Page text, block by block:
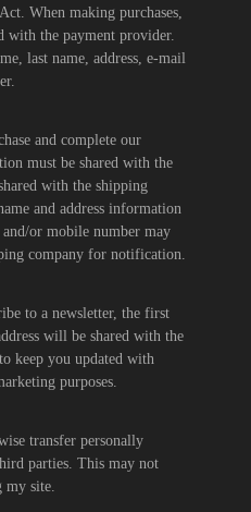
When making purchases,
with the payment provider.
last name, address, e-mail
and complete our
must be shared with the
with the shipping
and address information
or mobile number may
company for notification.
to a newsletter, the first
will be shared with the
keep you updated with
purposes.
transfer personally
parties. This may not
my site.